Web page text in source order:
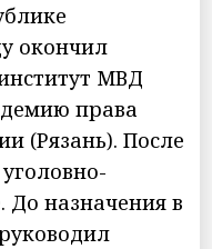
окончил
МВД
права
(Рязань). После
До назначения в